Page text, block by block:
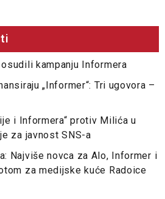
kampanju Informera
„Informer“: Tri ugovora –
i Informera“ protiv Milića u
za javnost SNS-a
Najviše novca za Alo, Informer i
za medijske kuće Radoice